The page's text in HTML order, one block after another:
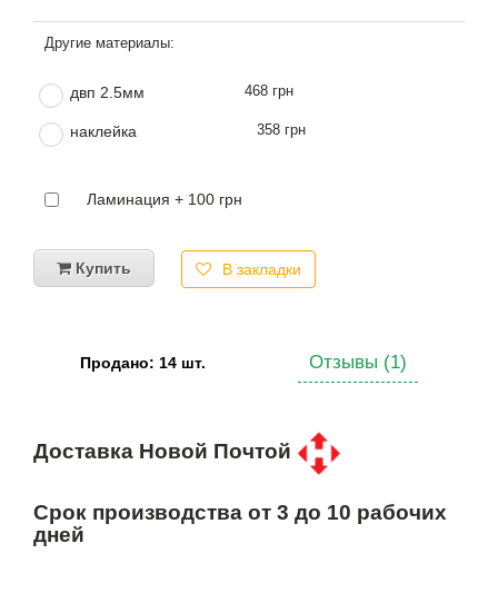
двп 2.5мм 468 грн
наклейка 358 грн
Ламинация + 100 грн
Купить В закладки
Продано: 14 шт. Отзывы (1)
Доставка Новой Почтой
Срок производства от 3 до 10 рабочих
дней